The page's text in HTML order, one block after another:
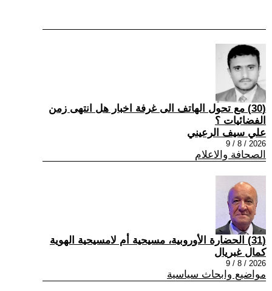
(30) مع تحول الهاتف الى غرفة اخبار هل انتهى زمن
الفضائيات ؟
علي سيف الرعيني
2026 / 8 / 9
الصحافة والاعلام
(31) الحضارة الأوروبية، مسيحية أم لامسيحية الهوية
كمال غبريال
2026 / 8 / 9
مواضيع وابحاث سياسية